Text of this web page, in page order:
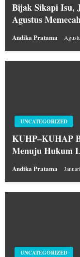
Bijak Sikapi Isu,
Agustus
Andika Pratama
UNCATEGORIZED
KUHP–KUHAP
Menuju Hukum
Andika Pratama
UNCATEGORIZED